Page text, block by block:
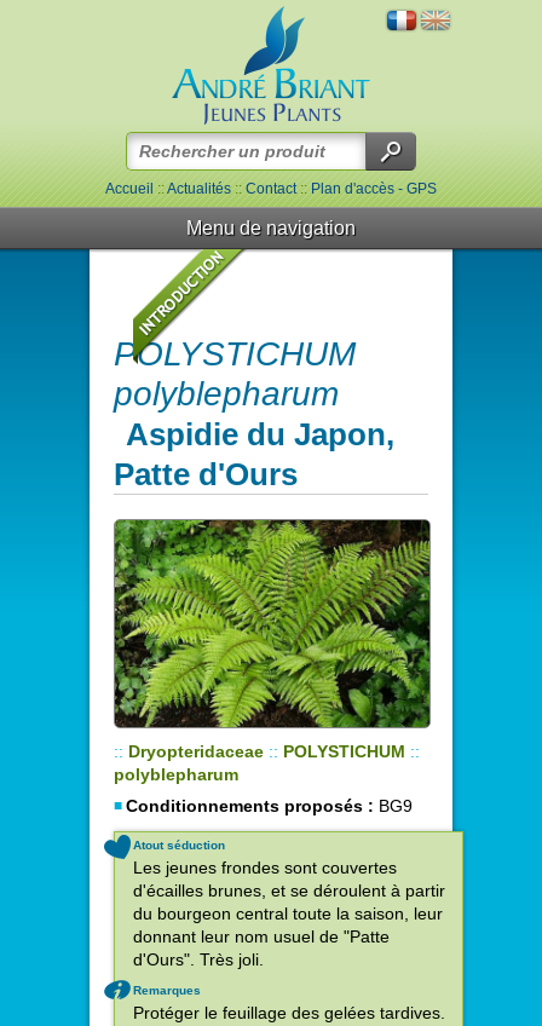
Accueil::Actualités::Contact::Plan d'accès - GPS
Menu de navigation
POLYSTICHUM
polyblepharum
Aspidie du Japon,
Patte d'Ours
:: Dryopteridaceae :: POLYSTICHUM ::
polyblepharum
Conditionnements proposés : BG9
Atout séduction
Les jeunes frondes sont couvertes
d'écailles brunes, et se déroulent à partir
du bourgeon central toute la saison, leur
donnant leur nom usuel de "Patte
d'Ours". Très joli.
Remarques
Protéger le feuillage des gelées tardives.